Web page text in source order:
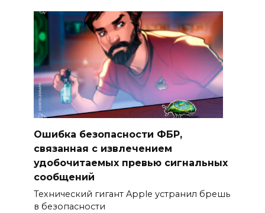
Ошибка безопасности ФБР,
связанная с извлечением
удобочитаемых превью сигнальных
сообщений
Технический гигант Apple устранил брешь
в безопасности